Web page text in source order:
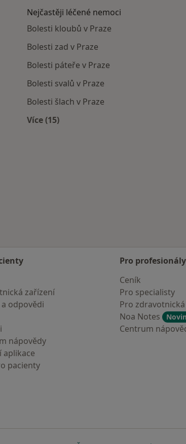
Nejčastěji léčené nemoci
Bolesti kloubů v Praze
Bolesti zad v Praze
Bolesti páteře v Praze
Bolesti svalů v Praze
Bolesti šlach v Praze
Více (15)
zařízení
odpovědi
nápovědy
aplikace
pacienty
Pro profesionály
Ceník
Pro specialisty
Pro
Noa Notes
Centrum